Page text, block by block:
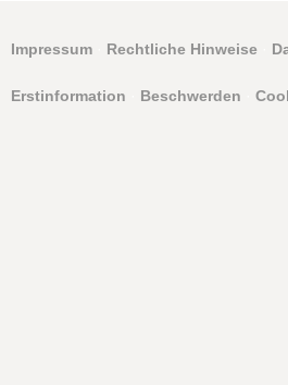
Impressum Rechtliche Hinweise
Erstinformation Beschwerden